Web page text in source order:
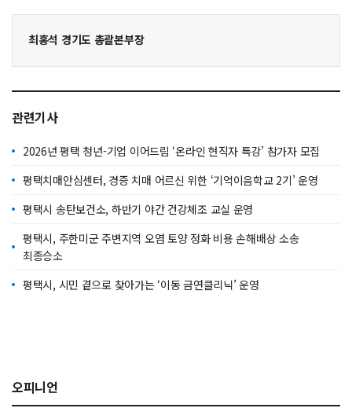
최홍석 경기도 총괄본부장
관련기사
2026년 평택 청년-기업 이어드림 ‘온라인 현직자 특강’ 참가자 모집
평택치매안심센터, 경증 치매 어르신 위한 ‘기억이음학교 2기’ 운영
평택시 송탄보건소, 하반기 야간 건강체조 교실 운영
평택시, 주한미군 주변지역 오염 토양 정화 비용 손해배상 소송
최종승소
평택시, 시민 곁으로 찾아가는 ‘이동 금연클리닉’ 운영
오피니언